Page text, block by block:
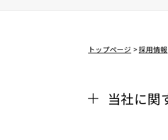
トップページ 採用情報
当社に関